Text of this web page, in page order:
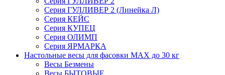
Серия ГУЛЛИВЕР 2 (Линейка Л)
Серия КЕЙС
Серия КУПЕЦ
Серия ОЛИМП
Серия ЯРМАРКА
Настольные весы для фасовки MAX до 30 кг
Весы Безмены
Весы БЫТОВЫЕ